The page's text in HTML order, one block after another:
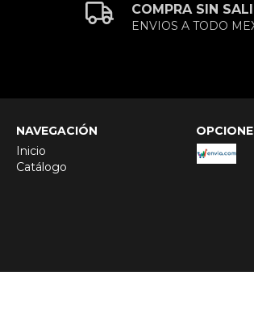
COMPRA SIN
ENVIOS A TODO
NAVEGACIÓN
Inicio
Catálogo